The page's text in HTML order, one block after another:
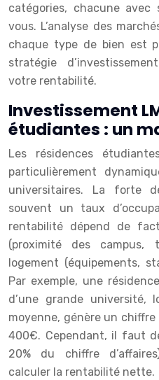
catégories, chacune avec
vous. L’analyse des
chaque type de bien est
stratégie
votre rentabilité.
Investissement
étudiantes : un
Les résidences
particulièrement
universitaires. La forte
souvent un taux
rentabilité dépend de
(proximité des campus,
logement (équipements,
Par exemple, une
d’une grande
moyenne, génère un
400€. Cependant, il faut
20% du chiffre
calculer la rentabilité nette.